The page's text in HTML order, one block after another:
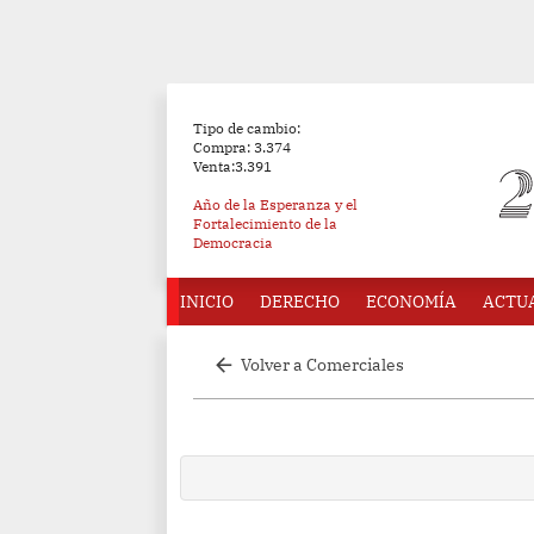
Tipo de cambio:
Compra: 3.374
Venta:3.391
Año de la Esperanza y el
Fortalecimiento de la
Democracia
INICIO DERECHO ECONOMÍA
arrow_back Volver a Comerciales